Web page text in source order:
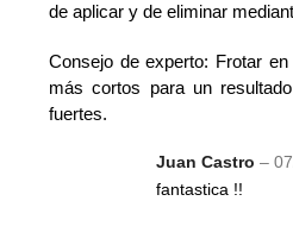
de aplicar y de eliminar
Consejo de experto: Frotar
más cortos para un
fuertes.
Juan Castro–
fantastica !!